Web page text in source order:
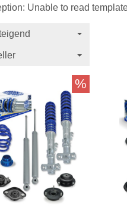
Unable to read
%